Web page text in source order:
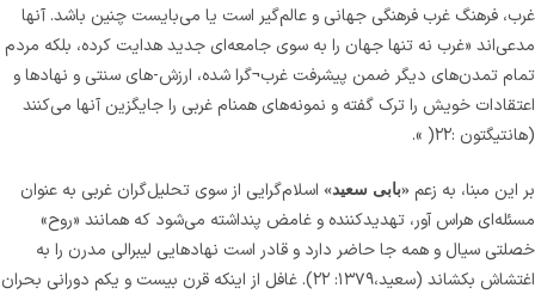
غرب، فرهنگ غرب فرهنگی جهانی و عالم‌گیر است یا می‌بایست چنین باشد. آنها
مدعی‌اند «غرب نه تنها جهان را به سوی جامعه‌ای جدید هدایت کرده، بلکه مردم
تمام تمدن‌های دیگر ضمن پیشرفت غرب¬گرا شده، ارزش-های سنتی و نهادها و
اعتقادات خویش را ترک گفته و نمونه‌های همنام غربی را جایگزین آنها می‌کنند
(هانتیگتون :۲۲( ».
بر این مبنا، به زعم «بابی سعید» اسلام‌گرایی از سوی تحلیل‌گران غربی به عنوان
مسئله‌ای هراس آور، تهدیدکننده و غامض پنداشته می‌شود که همانند «روح»
خصلتی سیال و همه جا حاضر دارد و قادر است نهادهایی لیبرالی مدرن را به
اغتشاش بکشاند (سعید،۱۳۷۹: ۲۲). غافل از اینکه قرن بیست و یکم دورانی بحران